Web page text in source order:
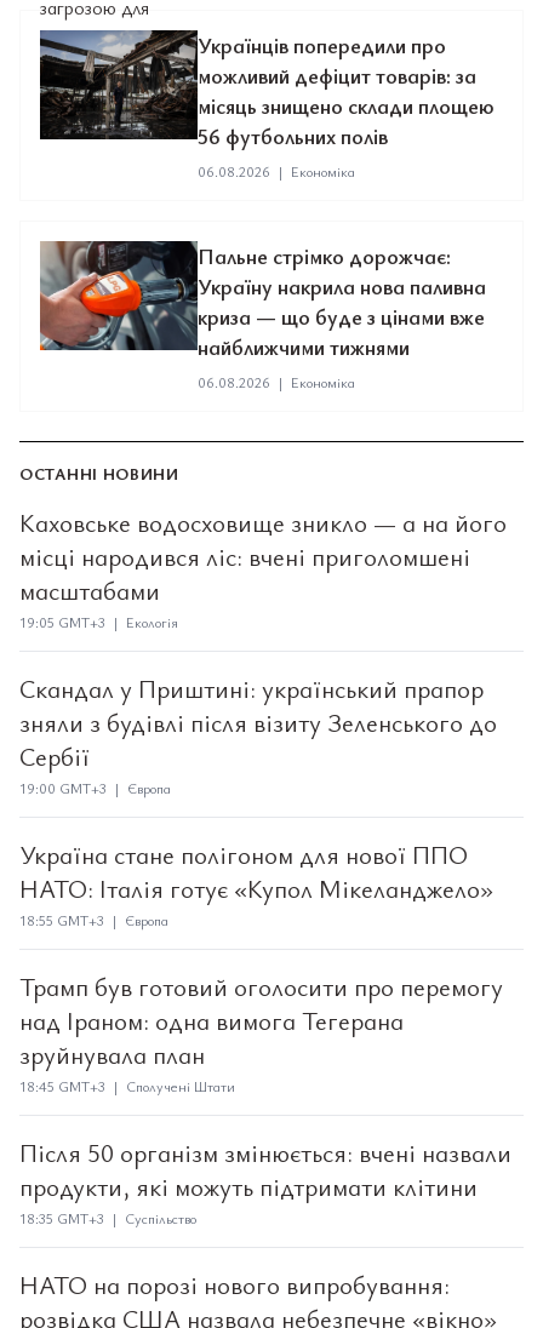
Українців попередили про
можливий дефіцит товарів: за
місяць знищено склади площею
56 футбольних полів
06.08.2026 | Економіка
Пальне стрімко дорожчає:
Україну накрила нова паливна
криза — що буде з цінами вже
найближчими тижнями
06.08.2026 | Економіка
ОСТАННІ НОВИНИ
Каховське водосховище зникло — а на його
місці народився ліс: вчені приголомшені
масштабами
19:05 GMT+3 | Екологія
Скандал у Приштині: український прапор
зняли з будівлі після візиту Зеленського до
Сербії
19:00 GMT+3 | Європа
Україна стане полігоном для нової ППО
НАТО: Італія готує «Купол Мікеланджело»
18:55 GMT+3 | Європа
Трамп був готовий оголосити про перемогу
над Іраном: одна вимога Тегерана
зруйнувала план
18:45 GMT+3 | Сполучені Штати
Після 50 організм змінюється: вчені назвали
продукти, які можуть підтримати клітини
18:35 GMT+3 | Суспільство
НАТО на порозі нового випробування:
розвідка США назвала небезпечне «вікно»